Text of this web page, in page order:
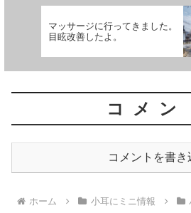
マッサージに行ってきました。
目眩改善したよ。
コメン
コメントを書き
ホーム 小耳にミニ情報